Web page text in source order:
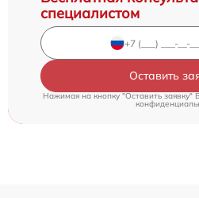
специалистом
Оставить
Нажимая на кнопку "Оставить заявку"